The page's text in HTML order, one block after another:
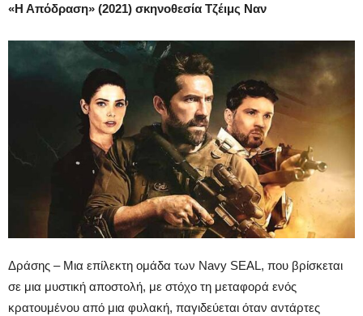
«Η Απόδραση» (2021) σκηνοθεσία Τζέιμς Ναν
Δράσης – Μια επίλεκτη ομάδα των Navy SEAL, που βρίσκεται
σε μια μυστική αποστολή, με στόχο τη μεταφορά ενός
κρατουμένου από μια φυλακή, παγιδεύεται όταν αντάρτες